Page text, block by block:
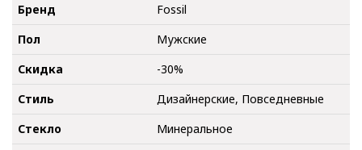
Бренд
Fossil
Пол
Мужские
Скидка
-30%
Стиль
Дизайнерские, Повседневные
Стекло
Минеральное